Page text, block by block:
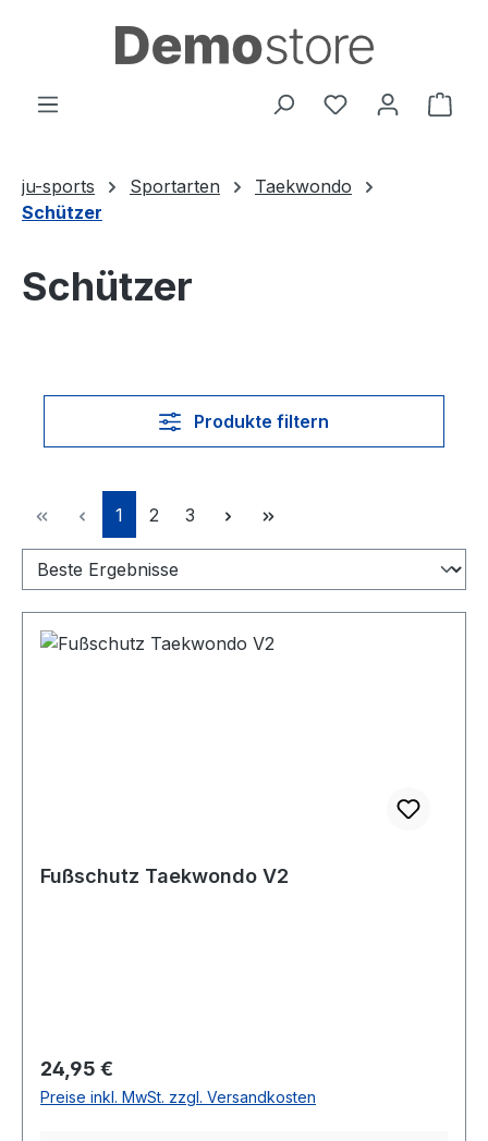
Zum Hauptinhalt springen
Du hast 0
ju-sports Sportarten
Taekwondo
Schützer
Schützer
Produkte filtern
Seite
1 Seite
2 Seite
3
Fußschutz Taekwondo V2
Regulärer Preis:
24,95 €
Preise inkl. MwSt. zzgl. Versandkosten